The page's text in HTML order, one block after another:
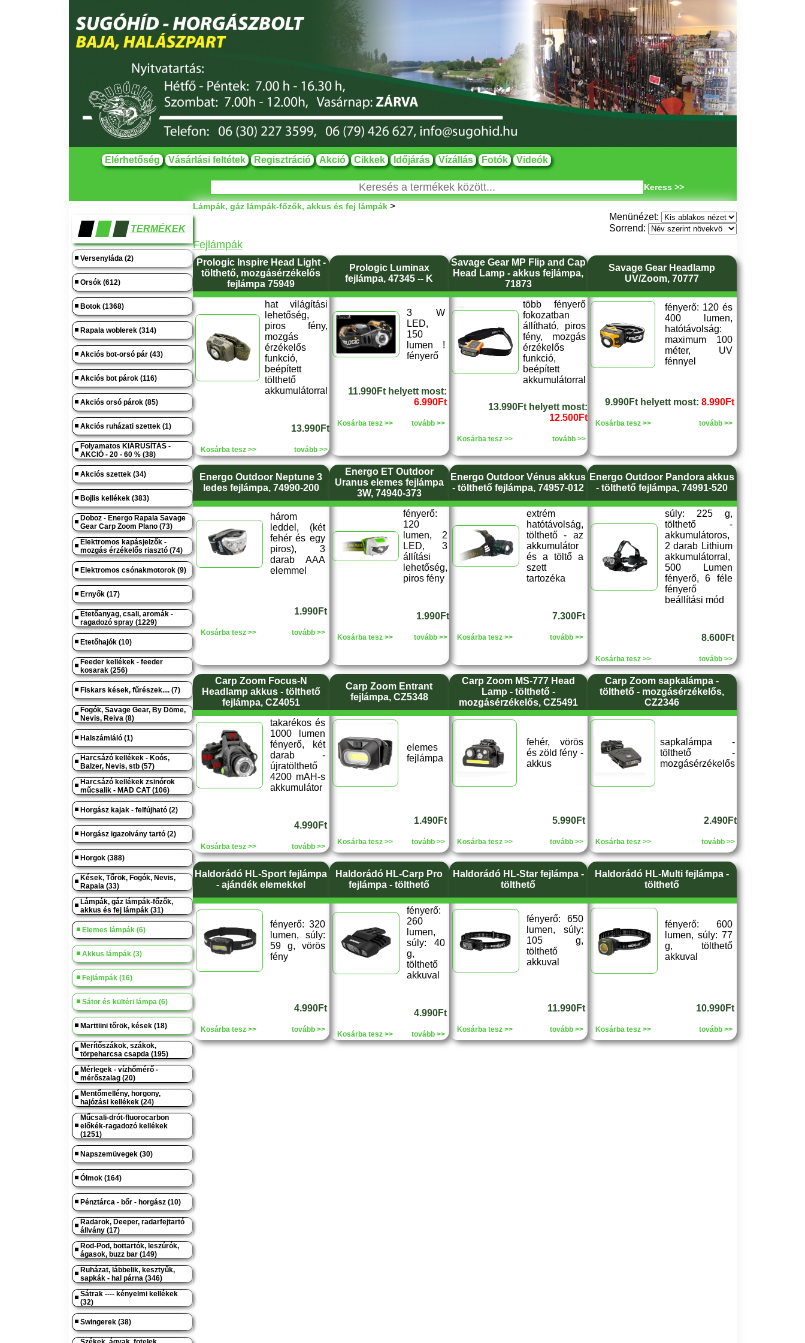
Elérhetőség Vásárlási feltétek Regisztráció Akció Cikkek Időjárás Vízállás Fotók Videók
Keress >>
TERMÉKEK
Versenyláda (2)
Orsók (612)
Botok (1368)
Rapala woblerek (314)
Akciós bot-orsó pár (43)
Akciós bot párok (116)
Akciós orsó párok (85)
Akciós ruházati szettek (1)
Folyamatos KIÁRUSÍTÁS -
AKCIÓ - 20 - 60 % (38)
Akciós szettek (34)
Bojlis kellékek (383)
Doboz - Energo Rapala Savage
Gear Carp Zoom Plano (73)
Elektromos kapásjelzők -
mozgás érzékelős riasztó (74)
Elektromos csónakmotorok (9)
Ernyők (17)
Etetőanyag, csali, aromák -
ragadozó spray (1229)
Etetőhajók (10)
Feeder kellékek - feeder
kosarak (256)
Fiskars kések, fűrészek.... (7)
Fogók, Savage Gear, By Döme,
Nevis, Reiva (8)
Halszámláló (1)
Harcsázó kellékek - Koós,
Balzer, Nevis, stb (57)
Harcsázó kellékek zsinórok
műcsalik - MAD CAT (106)
Horgász kajak - felfújható (2)
Horgász igazolvány tartó (2)
Horgok (388)
Kések, Tőrök, Fogók, Nevis,
Rapala (33)
Lámpák, gáz lámpák-főzők,
akkus és fej lámpák (31)
Elemes lámpák (6)
Akkus lámpák (3)
Fejlámpák (16)
Sátor és kültéri lámpa (6)
Marttiini tőrök, kések (18)
Merítőszákok, szákok,
törpeharcsa csapda (195)
Mérlegek - vízhőmérő -
mérőszalag (20)
Mentőmellény, horgony,
hajózási kellékek (24)
Műcsali-drót-fluorocarbon
előkék-ragadozó kellékek
(1251)
Napszemüvegek (30)
Ólmok (164)
Pénztárca - bőr - horgász (10)
Radarok, Deeper, radarfejtartó
állvány (17)
Rod-Pod, bottartók, leszúrók,
ágasok, buzz bar (149)
Ruházat, lábbelik, kesztyűk,
sapkák - hal párna (346)
Sátrak ---- kényelmi kellékek
(32)
Swingerek (38)
Lámpák, gáz lámpák-főzők, akkus és fej lámpák>
Menünézet:
Sorrend:
Fejlámpák
Prologic Inspire Head Light -
tölthető, mozgásérzékelős
fejlámpa 75949
hat világítási
lehetőség,
piros fény,
mozgás
érzékelős
funkció,
beépített
tölthető
akkumulátorral
13.990Ft
Kosárba tesz >> tovább >>
Prologic Luminax
fejlámpa, 47345 -- K
3 W
LED,
150
lumen !
fényerő
11.990Ft helyett most:
6.990Ft
Kosárba tesz >> tovább >>
Savage Gear MP Flip and Cap
Head Lamp - akkus fejlámpa,
71873
több fényerő
fokozatban
állítható, piros
fény, mozgás
érzékelős
funkció,
beépített
akkumulátorral
13.990Ft helyett most:
12.500Ft
Kosárba tesz >> tovább >>
Savage Gear Headlamp
UV/Zoom, 70777
fényerő: 120 és
400 lumen,
hatótávolság:
maximum 100
méter, UV
fénnyel
9.990Ft helyett most: 8.990Ft
Kosárba tesz >> tovább >>
Energo Outdoor Neptune 3
ledes fejlámpa, 74990-200
három
leddel, (két
fehér és egy
piros), 3
darab AAA
elemmel
1.990Ft
Kosárba tesz >> tovább >>
Energo ET Outdoor
Uranus elemes fejlámpa
3W, 74940-373
fényerő:
120
lumen, 2
LED, 3
állítási
lehetőség,
piros fény
1.990Ft
Kosárba tesz >> tovább >>
Energo Outdoor Vénus akkus
- tölthető fejlámpa, 74957-012
extrém
hatótávolság,
tölthető - az
akkumulátor
és a töltő a
szett
tartozéka
7.300Ft
Kosárba tesz >> tovább >>
Energo Outdoor Pandora akkus
- tölthető fejlámpa, 74991-520
súly: 225 g,
tölthető -
akkumulátoros,
2 darab Lithium
akkumulátorral,
500 Lumen
fényerő, 6 féle
fényerő
beállítási mód
8.600Ft
Kosárba tesz >> tovább >>
Carp Zoom Focus-N
Headlamp akkus - tölthető
fejlámpa, CZ4051
takarékos és
1000 lumen
fényerő, két
darab -
újratölthető
4200 mAH-s
akkumulátor
4.990Ft
Kosárba tesz >> tovább >>
Carp Zoom Entrant
fejlámpa, CZ5348
elemes
fejlámpa
1.490Ft
Kosárba tesz >> tovább >>
Carp Zoom MS-777 Head
Lamp - tölthető -
mozgásérzékelős, CZ5491
fehér, vörös
és zöld fény -
akkus
5.990Ft
Kosárba tesz >> tovább >>
Carp Zoom sapkalámpa -
tölthető - mozgásérzékelős,
CZ2346
sapkalámpa -
tölthető -
mozgásérzékelős
2.490Ft
Kosárba tesz >> tovább >>
Haldorádó HL-Sport fejlámpa
- ajándék elemekkel
fényerő: 320
lumen, súly:
59 g, vörös
fény
4.990Ft
Kosárba tesz >> tovább >>
Haldorádó HL-Carp Pro
fejlámpa - tölthető
fényerő:
260
lumen,
súly: 40
g,
tölthető
akkuval
4.990Ft
Kosárba tesz >> tovább >>
Haldorádó HL-Star fejlámpa -
tölthető
fényerő: 650
lumen, súly:
105 g,
tölthető
akkuval
11.990Ft
Kosárba tesz >> tovább >>
Haldorádó HL-Multi fejlámpa -
tölthető
fényerő: 600
lumen, súly: 77
g, tölthető
akkuval
10.990Ft
Kosárba tesz >> tovább >>